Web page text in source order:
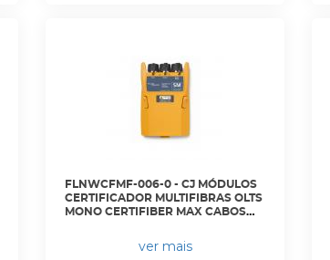
FLNWCFMF-006-0 - CJ MÓDULOS
CERTIFICADOR MULTIFIBRAS OLTS
MONO CERTIFIBER MAX CABOS
ver mais